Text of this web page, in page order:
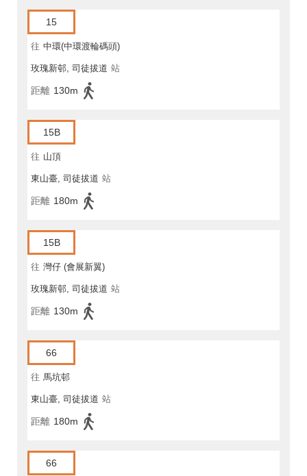
15
往 中環(中環渡輪碼頭)
玫瑰新邨, 司徒拔道 站
距離 130m
15B
往 山頂
東山臺, 司徒拔道 站
距離 180m
15B
往 灣仔 (會展新翼)
玫瑰新邨, 司徒拔道 站
距離 130m
66
往 馬坑邨
東山臺, 司徒拔道 站
距離 180m
66